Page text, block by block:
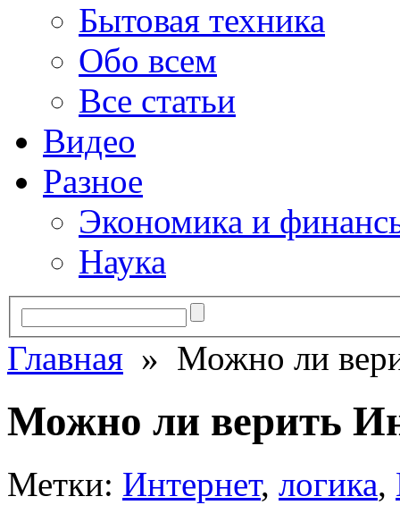
Бытовая техника
Обо всем
Все статьи
Видео
Разное
Экономика и
Наука
Главная » Можно ли
Можно ли верить
Метки: Интернет, логика,